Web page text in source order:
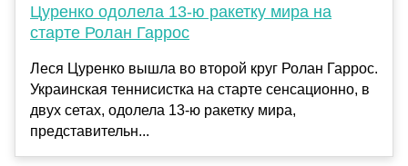
Цуренко одолела 13-ю ракетку мира на
старте Ролан Гаррос
Леся Цуренко вышла во второй круг Ролан Гаррос.
Украинская теннисистка на старте сенсационно, в
двух сетах, одолела 13-ю ракетку мира,
представительн...